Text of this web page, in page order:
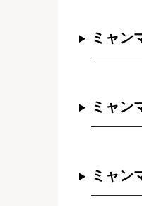
ミャン
ミャン
ミャン